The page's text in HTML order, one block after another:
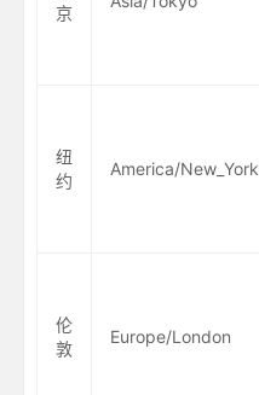
京
纽
约
America/New_York
伦
敦
Europe/London